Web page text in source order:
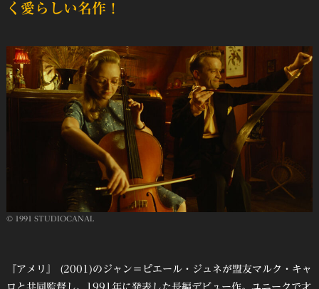
く愛らしい名作！
© 1991 STUDIOCANAL
『アメリ』 (2001)のジャン＝ピエール・ジュネが盟友マルク・キャ
ロと共同監督し、1991年に発表した長編デビュー作。ユニークで才